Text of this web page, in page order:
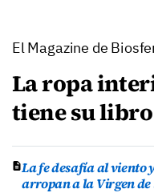
El Magazine de
La ropa
tiene su libro
La fe desafía al viento
arropan a la Virgen de